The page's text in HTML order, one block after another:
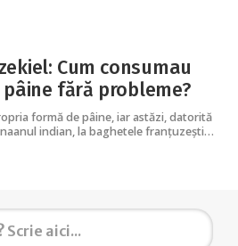
Cum consumau
fără probleme?
formă de pâine, iar astăzi, datorită
naanul indian, la baghetele franțuzești…